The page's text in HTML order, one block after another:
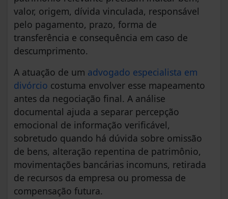
valor, origem, dívida vinculada, responsável
pelo pagamento, prazo, forma de
transferência e consequência em caso de
descumprimento.
A atuação de um advogado especialista em
divórcio costuma envolver esse mapeamento
antes da negociação final. A análise
documental ajuda a separar percepção
emocional de informação verificável,
sobretudo quando há dúvida sobre omissão
de bens, alteração repentina de patrimônio,
movimentações bancárias incomuns, retirada
de recursos da empresa ou promessa de
compensação futura.